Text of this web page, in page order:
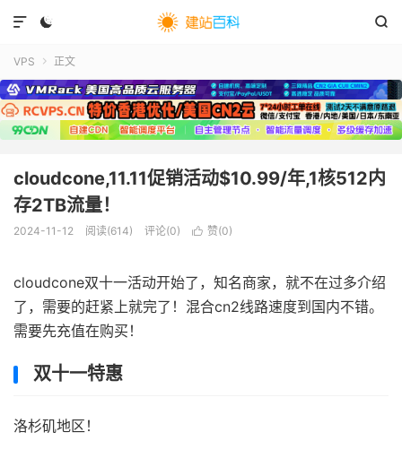
 

VPS  正文
cloudcone,11.11促销活动$10.99/年,1核512内
存2TB流量！
2024-11-12 阅读(614) 评论(0)  赞(0)
cloudcone双十一活动开始了，知名商家，就不在过多介绍
了，需要的赶紧上就完了！混合cn2线路速度到国内不错。
需要先充值在购买！
双十一特惠
洛杉矶地区！